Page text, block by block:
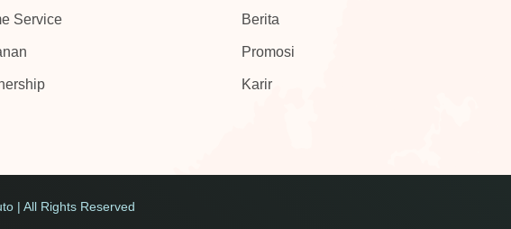
Service Berita
Promosi
Karir
| All Rights Reserved